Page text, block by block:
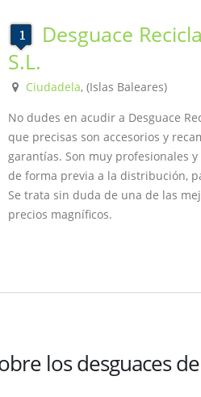
Desguace
S.L.
Ciudadela, (Islas Baleares)
No dudes en acudir a Desguace
que precisas son accesorios y
garantías. Son muy profesionales
de forma previa a la distribución,
Se trata sin duda de una de las
precios magníficos.
los desguaces